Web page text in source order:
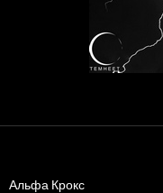
Альфа Крокс